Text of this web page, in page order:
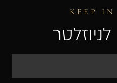
KEEP IN